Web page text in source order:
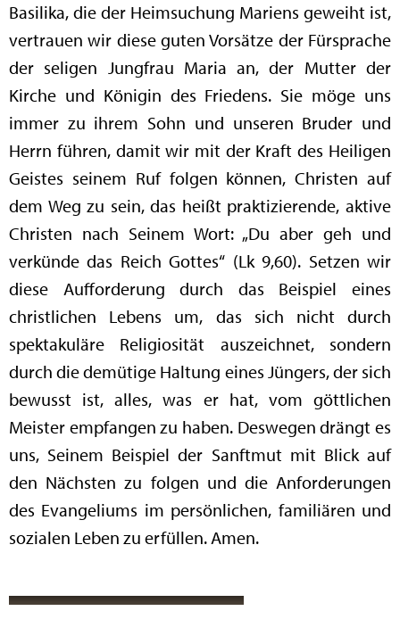
Basilika, die der Heimsuchung Mariens geweiht ist,
vertrauen wir diese guten Vorsätze der Fürsprache
der seligen Jungfrau Maria an, der Mutter der
Kirche und Königin des Friedens. Sie möge uns
immer zu ihrem Sohn und unseren Bruder und
Herrn führen, damit wir mit der Kraft des Heiligen
Geistes seinem Ruf folgen können, Christen auf
dem Weg zu sein, das heißt praktizierende, aktive
Christen nach Seinem Wort: „Du aber geh und
verkünde das Reich Gottes“ (Lk 9,60). Setzen wir
diese Aufforderung durch das Beispiel eines
christlichen Lebens um, das sich nicht durch
spektakuläre Religiosität auszeichnet, sondern
durch die demütige Haltung eines Jüngers, der sich
bewusst ist, alles, was er hat, vom göttlichen
Meister empfangen zu haben. Deswegen drängt es
uns, Seinem Beispiel der Sanftmut mit Blick auf
den Nächsten zu folgen und die Anforderungen
des Evangeliums im persönlichen, familiären und
sozialen Leben zu erfüllen. Amen.